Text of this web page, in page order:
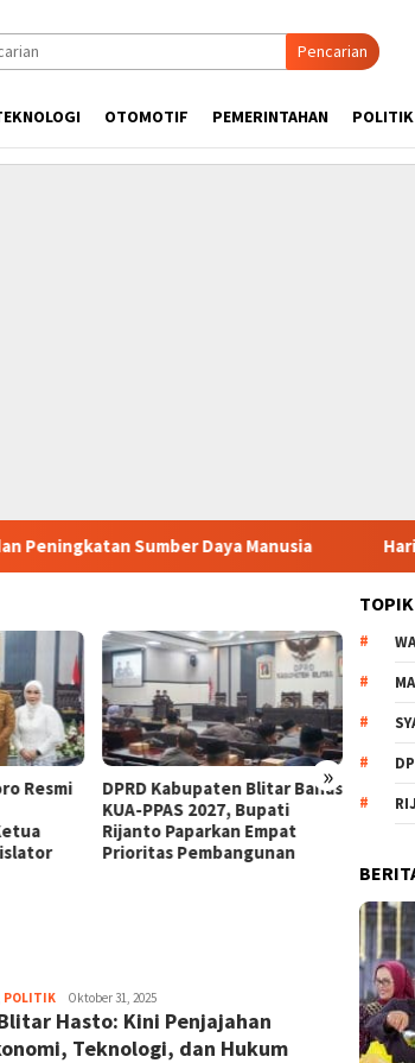
Pencarian
OTOMOTIF PEMERINTAHAN POLITIK
Sumber Daya Manusia Hari Jadi
»
Resmi
DPRD Kabupaten Blitar Bahas
KUA-PPAS 2027, Bupati
Rijanto Paparkan Empat
Prioritas Pembangunan
POLITIK Dani
Elang
Oktober 31, 2025
Hasto: Kini Penjajahan
Teknologi, dan Hukum